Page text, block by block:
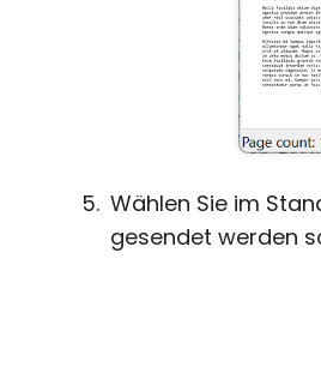
Wählen Sie im
gesendet werden